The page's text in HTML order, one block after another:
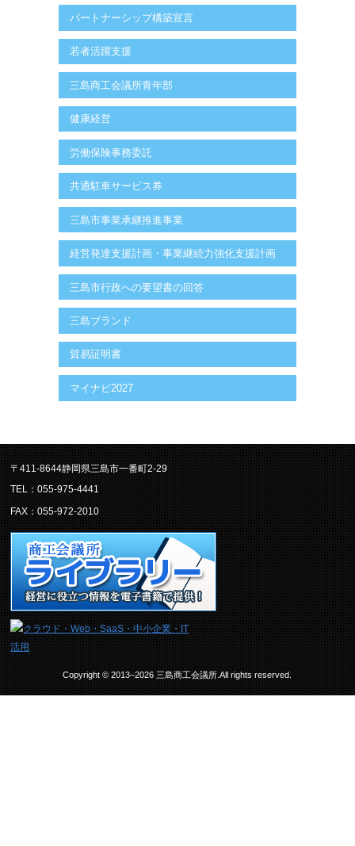
パートナーシップ構築宣言
若者活躍支援
三島商工会議所青年部
健康経営
労働保険事務委託
共通駐車サービス券
三島市事業承継推進事業
経営発達支援計画・事業継続力強化支援計画
三島市行政への要望書の回答
三島ブランド
貿易証明書
マイナビ2027
〒411-8644静岡県三島市一番町2-29
TEL：055-975-4441
FAX：055-972-2010
Copyright © 2013–2026 三島商工会議所.All rights reserved.